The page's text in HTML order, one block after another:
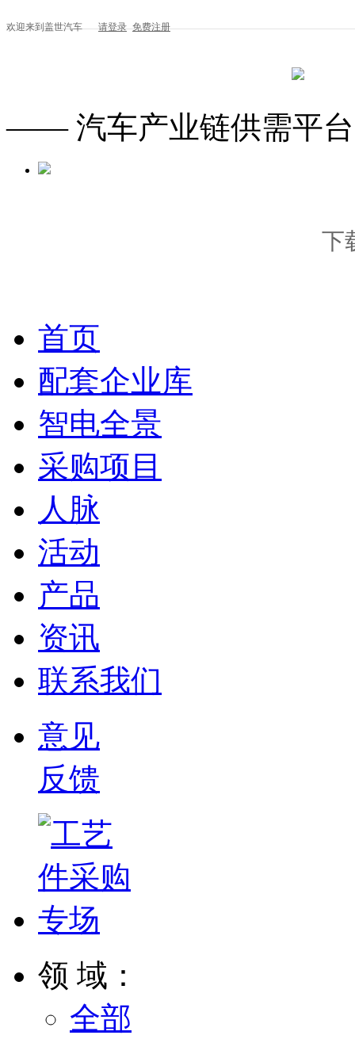
欢迎来到盖世汽车 请登录 免费注册
—— 汽车产业链供需平
下
首页
配套企业库
智电全景
采购项目
人脉
活动
产品
资讯
联系我们
意见
反馈
领 域：
全部